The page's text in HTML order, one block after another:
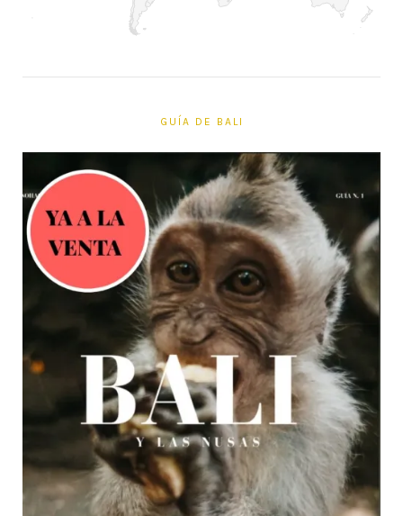
GUÍA DE BALI